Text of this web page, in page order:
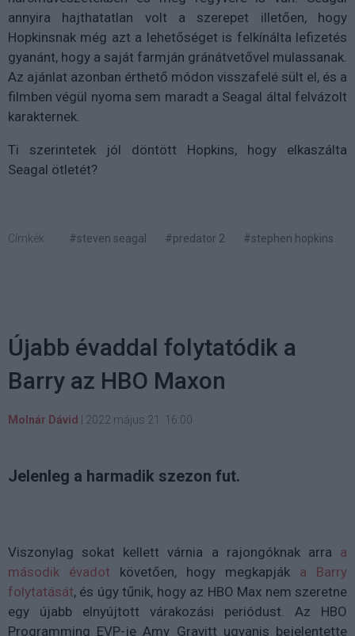
annyira hajthatatlan volt a szerepet illetően, hogy
Hopkinsnak még azt a lehetőséget is felkínálta lefizetés
gyanánt, hogy a saját farmján gránátvetővel mulassanak.
Az ajánlat azonban érthető módon visszafelé sült el, és a
filmben végül nyoma sem maradt a Seagal által felvázolt
karakternek.
Ti szerintetek jól döntött Hopkins, hogy elkaszálta
Seagal ötletét?
Címkék: #steven seagal #predator 2 #stephen hopkins
Újabb évaddal folytatódik a
Barry az HBO Maxon
Molnár Dávid 2022 május 21. 16:00
Jelenleg a harmadik szezon fut.
Viszonylag sokat kellett várnia a rajongóknak arra a
második évadot követően, hogy megkapják a Barry
folytatását, és úgy tűnik, hogy az HBO Max nem szeretne
egy újabb elnyújtott várakozási periódust. Az HBO
Programming EVP-je Amy Gravitt ugyanis bejelentette